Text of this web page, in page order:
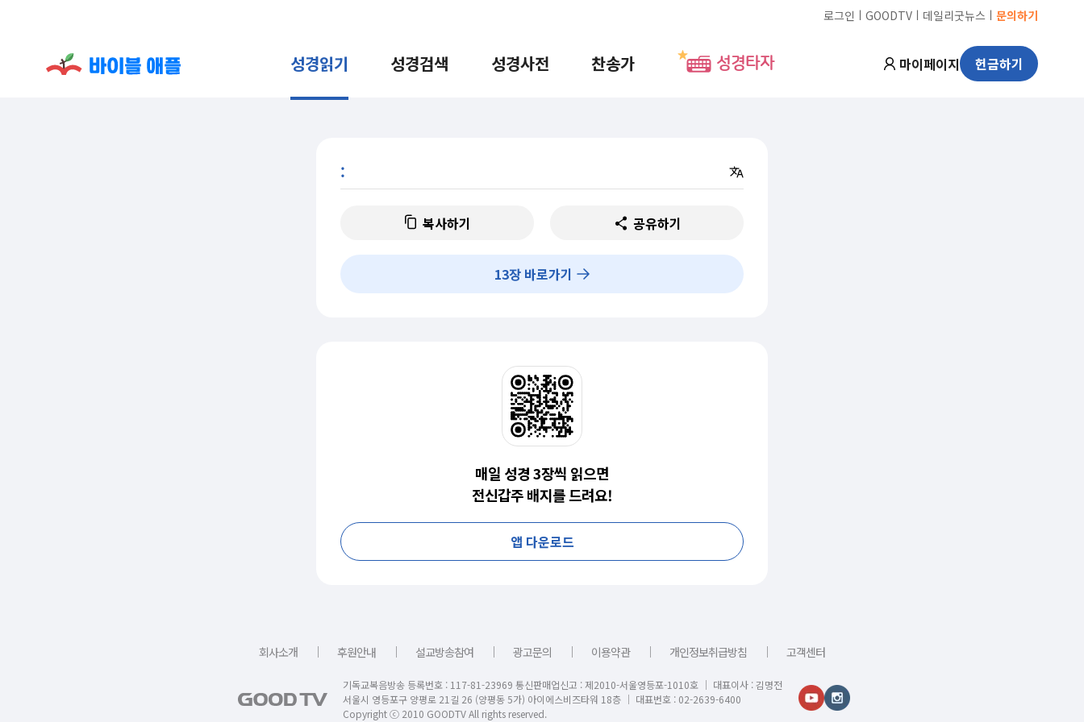
로그인 ㅣ GOODTV ㅣ 데일리굿뉴스 ㅣ 문의하기
성경읽기 성경검색 성경사전 찬송가 성경타자 마이페이지 헌금하기
:
복사하기 공유하기
13장 바로가기
매일 성경 3장씩 읽으면
전신갑주 배지를 드려요!
앱 다운로드
회사소개 ｜ 후원안내 ｜ 설교방송참여 ｜ 광고문의 ｜ 이용약관 ｜ 개인정보취급방침 ｜ 고객센터
기독교복음방송 등록번호 : 117-81-23969 통신판매업신고 : 제2010-서울영등포-1010호 │ 대표이사 : 김명전
서울시 영등포구 양평로 21길 26 (양평동 5가) 아이에스비즈타워 18층 │ 대표번호 : 02-2639-6400
Copyright ⓒ 2010 GOODTV All rights reserved.